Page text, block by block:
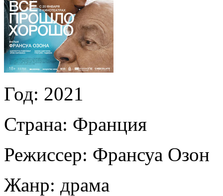
Год: 2021
Страна: Франция
Режиссер: Франсуа Озон
Жанр: драма